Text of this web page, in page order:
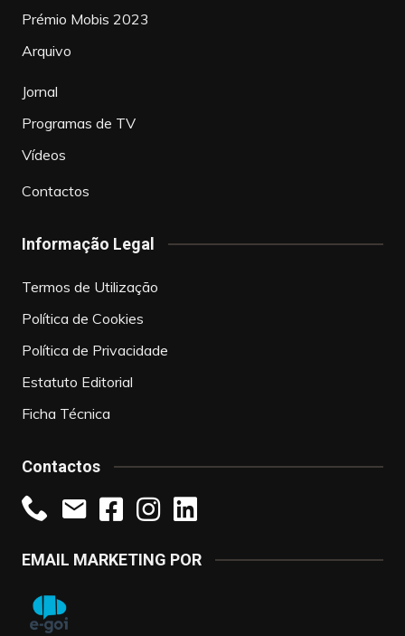
Prémio Mobis 2023
Arquivo
Jornal
Programas de TV
Vídeos
Contactos
Informação Legal
Termos de Utilização
Política de Cookies
Política de Privacidade
Estatuto Editorial
Ficha Técnica
Contactos
EMAIL MARKETING POR